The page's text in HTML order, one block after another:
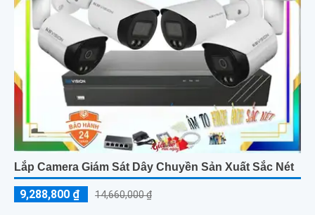
Lắp Camera Giám Sát Dây Chuyền Sản Xuất Sắc Nét
9,288,800 ₫ 14,660,000 ₫